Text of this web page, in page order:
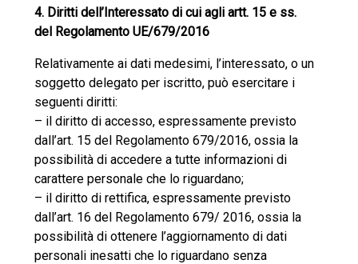
4. Diritti dell’Interessato di cui agli artt. 15 e ss.
del Regolamento UE/679/2016
Relativamente ai dati medesimi, l’interessato, o un
soggetto delegato per iscritto, può esercitare i
seguenti diritti:
– il diritto di accesso, espressamente previsto
dall’art. 15 del Regolamento 679/2016, ossia la
possibilità di accedere a tutte informazioni di
carattere personale che lo riguardano;
– il diritto di rettifica, espressamente previsto
dall’art. 16 del Regolamento 679/ 2016, ossia la
possibilità di ottenere l’aggiornamento di dati
personali inesatti che lo riguardano senza